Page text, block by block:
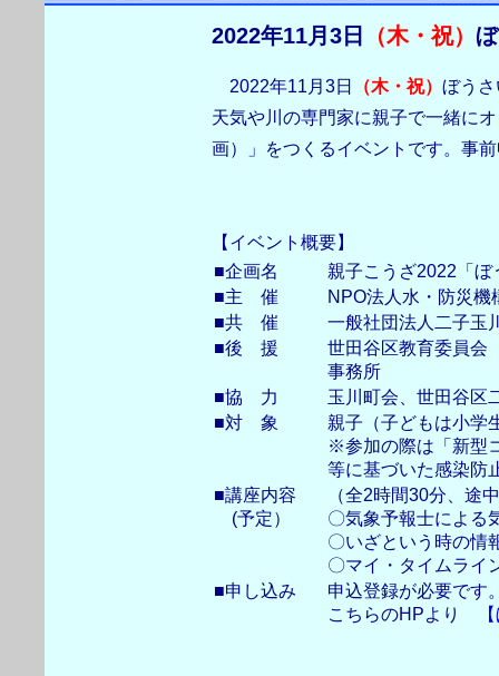
2022年11月3日 （木・祝）
2022年11月3日 （木・祝） ぼう
天気や川の専門家に親子で一緒に
画）」をつくるイベントです。事
【イベント概要】
■企画名
親子こうざ2022「
■主 催
NPO法人水・防災
■共 催
一般社団法人二子玉
■後 援
世田谷区教育委員会
事務所
■協 力
玉川町会、世田谷区
■対 象
親子（子どもは小学
※参加の際は「新型
等に基づいた感染防
■講座内容
(予定）
（全2時間30分、途
〇気象予報士による
〇いざという時の情
〇マイ・タイムライ
■申し込み
申込登録が必要です
こちらのHPより